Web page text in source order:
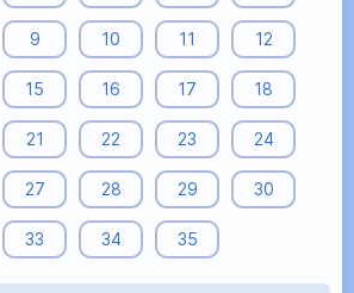
9 10 11 12
15 16 17 18
21 22 23 24
27 28 29 30
33 34 35